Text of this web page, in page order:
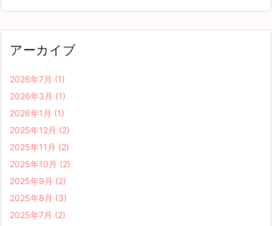
アーカイブ
2026年7月 (1)
2026年3月 (1)
2026年1月 (1)
2025年12月 (2)
2025年11月 (2)
2025年10月 (2)
2025年9月 (2)
2025年8月 (3)
2025年7月 (2)